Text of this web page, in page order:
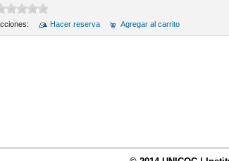
Hacer reserva Agregar al carrito